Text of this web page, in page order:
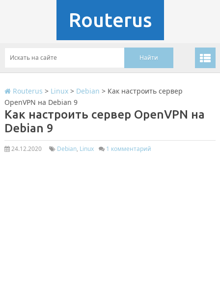
Routerus
Routerus > Linux> Debian > Как настроить сервер
OpenVPN на Debian 9
Как настроить сервер OpenVPN на
Debian 9
24.12.2020 Debian, Linux 1 комментарий